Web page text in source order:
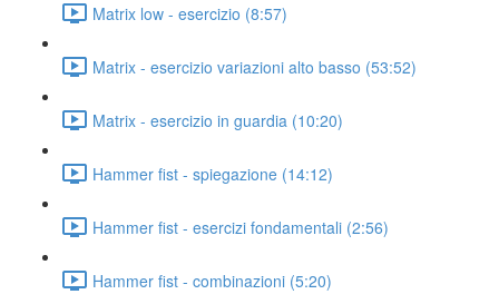
Matrix low - esercizio (8:57)
Matrix - esercizio variazioni alto basso (53:52)
Matrix - esercizio in guardia (10:20)
Hammer fist - spiegazione (14:12)
Hammer fist - esercizi fondamentali (2:56)
Hammer fist - combinazioni (5:20)